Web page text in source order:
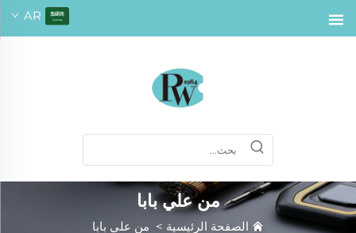
AR
من علي بابا
الصفحة الرئيسية > من علي بابا